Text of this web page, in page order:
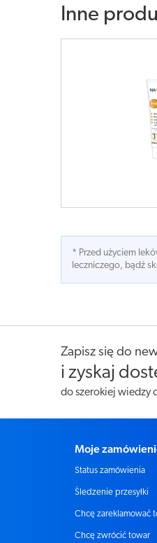
Inne
* Przed użyciem
leczniczego, bądź
Zapisz się do
i zyskaj
do szerokiej wiedzy
Moje
Status zamówienia
Śledzenie przesyłki
Chcę zareklamować
Chcę zwrócić towar